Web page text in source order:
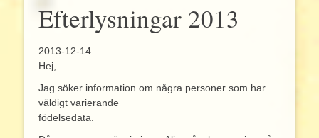
Efterlysningar 2013
2013-12-14
Hej,
Jag söker information om några personer som har
väldigt varierande
födelsedata.